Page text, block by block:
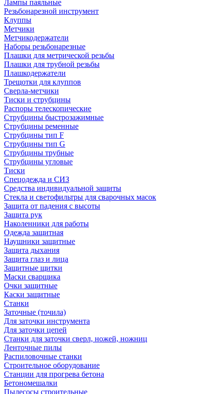
Лампы паяльные
Резьбонарезной инструмент
Клуппы
Метчики
Метчикодержатели
Наборы резьбонарезные
Плашки для метрической резьбы
Плашки для трубной резьбы
Плашкодержатели
Трещотки для клуппов
Сверла-метчики
Тиски и струбцины
Распоры телескопические
Струбцины быстрозажимные
Струбцины ременные
Струбцины тип F
Струбцины тип G
Струбцины трубные
Струбцины угловые
Тиски
Спецодежда и СИЗ
Средства индивидуальной защиты
Стекла и светофильтры для сварочных масок
Защита от падения с высоты
Защита рук
Наколенники для работы
Одежда защитная
Наушники защитные
Защита дыхания
Защита глаз и лица
Защитные щитки
Маски сварщика
Очки защитные
Каски защитные
Станки
Заточные (точила)
Для заточки инструмента
Для заточки цепей
Станки для заточки сверл, ножей, ножниц
Ленточные пилы
Распиловочные станки
Строительное оборудование
Станции для прогрева бетона
Бетономешалки
Пылесосы строительные